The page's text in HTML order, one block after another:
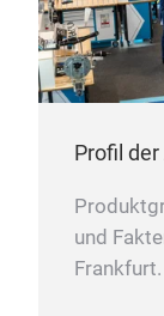
Profil
und
Frankfurt.